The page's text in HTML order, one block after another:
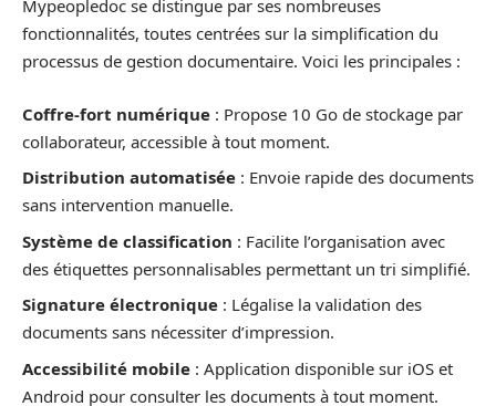
Mypeopledoc se distingue par ses nombreuses
fonctionnalités, toutes centrées sur la simplification du
processus de gestion documentaire. Voici les principales :
Coffre-fort numérique : Propose 10 Go de stockage par
collaborateur, accessible à tout moment.
Distribution automatisée : Envoie rapide des documents
sans intervention manuelle.
Système de classification : Facilite l’organisation avec
des étiquettes personnalisables permettant un tri simplifié.
Signature électronique : Légalise la validation des
documents sans nécessiter d’impression.
Accessibilité mobile : Application disponible sur iOS et
Android pour consulter les documents à tout moment.